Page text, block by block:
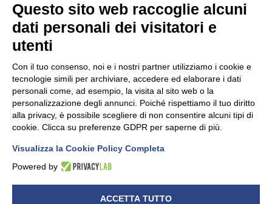
NEWS
Auguri Privacy!
05/2018 – 05/2022
Questo sito web raccoglie alcuni
dati personali dei visitatori e
utenti
Con il tuo consenso, noi e i nostri partner utilizziamo i cookie e
tecnologie simili per archiviare, accedere ed elaborare i dati
personali come, ad esempio, la visita al sito web o la
personalizzazione degli annunci. Poiché rispettiamo il tuo diritto
alla privacy, è possibile scegliere di non consentire alcuni tipi di
cookie. Clicca su preferenze GDPR per saperne di più.
Visualizza la Cookie Policy Completa
Powered by
ACCETTA TUTTO